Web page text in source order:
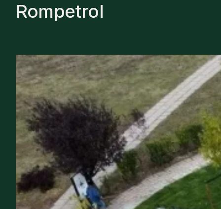
Rompetrol